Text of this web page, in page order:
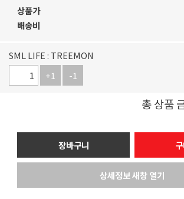
상품가
배송비
SML LIFE : TREEMON
+1
-1
총 상품
장바구니
상세정보 새창 열기